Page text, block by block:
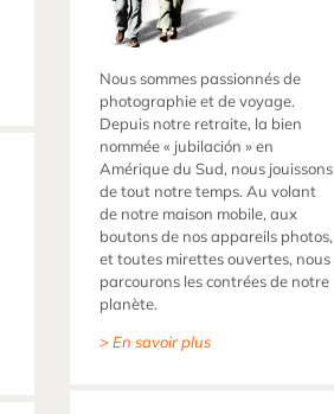
Nous sommes passionnés de
photographie et de voyage.
Depuis notre retraite, la bien
nommée « jubilación » en
Amérique du Sud, nous jouissons
de tout notre temps. Au volant
de notre maison mobile, aux
boutons de nos appareils photos,
et toutes mirettes ouvertes, nous
parcourons les contrées de notre
planète.
> En savoir plus